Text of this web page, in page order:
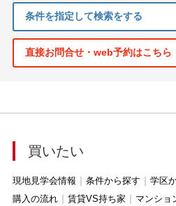
条件を指定して検索をする
直接お問合せ・web予約はこちら
買いたい
現地見学会情報 条件から探す 学区
購入の流れ
賃貸VS持ち家 マンショ